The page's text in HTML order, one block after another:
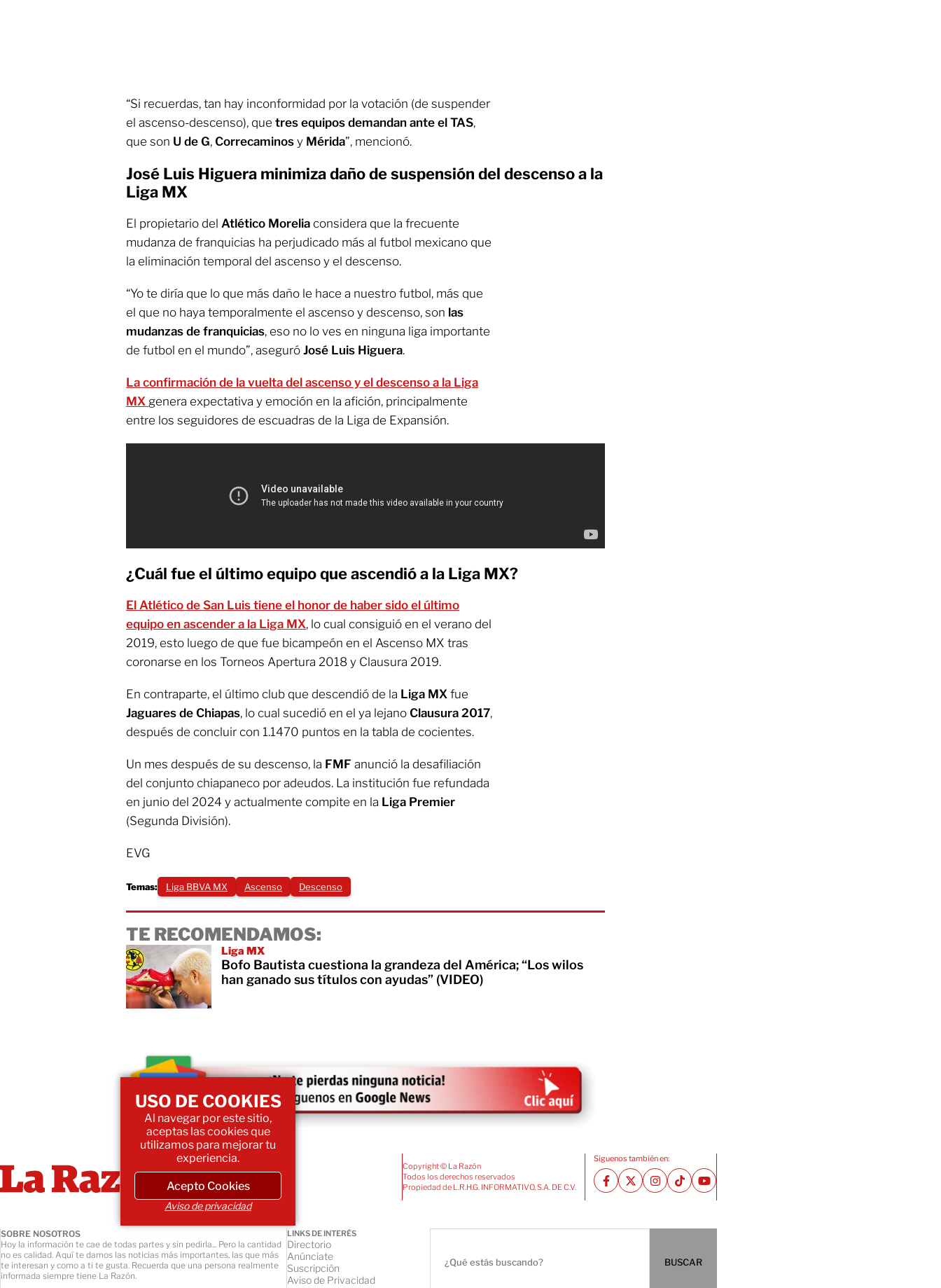
“Si recuerdas, tan hay inconformidad por la votación (de suspender
el ascenso-descenso), que tres equipos demandan ante el TAS,
que son U de G, Correcaminos y Mérida”, mencionó.
José Luis Higuera minimiza daño de suspensión del descenso a la
Liga MX
El propietario del Atlético Morelia considera que la frecuente
mudanza de franquicias ha perjudicado más al futbol mexicano que
la eliminación temporal del ascenso y el descenso.
“Yo te diría que lo que más daño le hace a nuestro futbol, más que
el que no haya temporalmente el ascenso y descenso, son las
mudanzas de franquicias, eso no lo ves en ninguna liga importante
de futbol en el mundo”, aseguró José Luis Higuera.
La confirmación de la vuelta del ascenso y el descenso a la Liga
MX genera expectativa y emoción en la afición, principalmente
entre los seguidores de escuadras de la Liga de Expansión.
¿Cuál fue el último equipo que ascendió a la Liga MX?
El Atlético de San Luis tiene el honor de haber sido el último
equipo en ascender a la Liga MX, lo cual consiguió en el verano del
2019, esto luego de que fue bicampeón en el Ascenso MX tras
coronarse en los Torneos Apertura 2018 y Clausura 2019.
En contraparte, el último club que descendió de la Liga MX fue
Jaguares de Chiapas, lo cual sucedió en el ya lejano Clausura 2017,
después de concluir con 1.1470 puntos en la tabla de cocientes.
Un mes después de su descenso, la FMF anunció la desafiliación
del conjunto chiapaneco por adeudos. La institución fue refundada
en junio del 2024 y actualmente compite en la Liga Premier
(Segunda División).
EVG
Temas: Liga BBVA MX Ascenso Descenso
TE RECOMENDAMOS:
Liga MX
Bofo Bautista cuestiona la grandeza del América; “Los wilos
han ganado sus títulos con ayudas” (VIDEO)
Copyright © La Razón
Todos los derechos reservados
Propiedad de L.R.H.G. INFORMATIVO, S.A. DE C.V.
Siguenos también en:
SOBRE NOSOTROS
Hoy la información te cae de todas partes y sin pedirla... Pero la cantidad
no es calidad. Aquí te damos las noticias más importantes, las que más
te interesan y como a ti te gusta. Recuerda que una persona realmente
informada siempre tiene La Razón.
LINKS DE INTERÉS
Directorio
Anúnciate
Suscripción
Aviso de Privacidad
BUSCAR
USO DE COOKIES
Al navegar por este sitio,
aceptas las cookies que
utilizamos para mejorar tu
experiencia.
Acepto Cookies
Aviso de privacidad